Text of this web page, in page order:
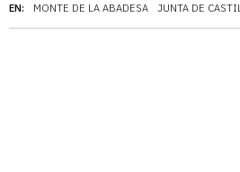
EN: MONTE DE LA ABADESA JUNTA DE